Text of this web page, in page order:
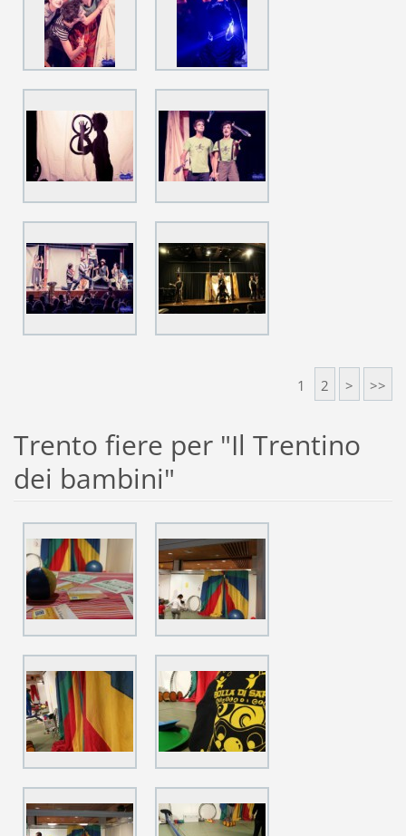
1 2 > >>
Trento fiere per "Il Trentino
dei bambini"